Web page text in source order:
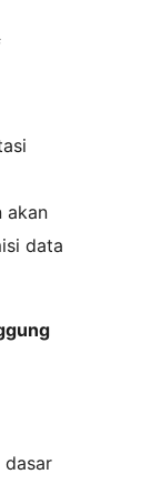
akan
data
dasar